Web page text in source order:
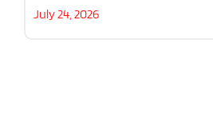
July 24, 2026